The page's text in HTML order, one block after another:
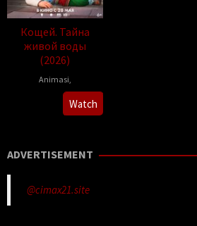
Кощей. Тайна
живой воды
(2026)
Animasi
Роман
Артемьев
Watch
ADVERTISEMENT
@cimax21.site